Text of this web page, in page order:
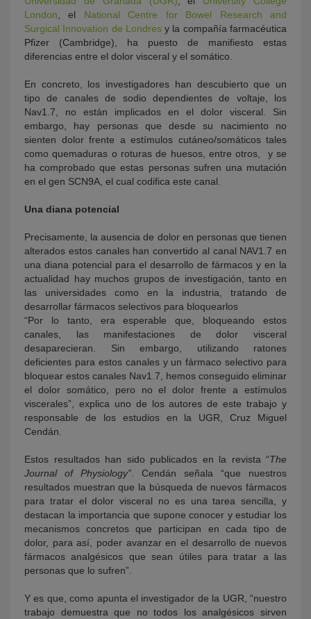
London , el National Centre for Bowel Research and
Surgical Innovation de Londresy la compañía farmacéutica
Pfizer (Cambridge), ha puesto de manifiesto estas
diferencias entre el dolor visceral y el somático.
En concreto, los investigadores han descubierto que un
tipo de canales de sodio dependientes de voltaje, los
Nav1.7, no están implicados en el dolor visceral. Sin
embargo, hay personas que desde su nacimiento no
sienten dolor frente a estímulos cutáneo/somáticos tales
como quemaduras o roturas de huesos, entre otros, y se
ha comprobado que estas personas sufren una mutación
en el gen SCN9A, el cual codifica este canal.
Una diana potencial
Precisamente, la ausencia de dolor en personas que tienen
alterados estos canales han convertido al canal NAV1.7 en
una diana potencial para el desarrollo de fármacos y en la
actualidad hay muchos grupos de investigación, tanto en
las universidades como en la industria, tratando de
desarrollar fármacos selectivos para bloquearlos
“Por lo tanto, era esperable que, bloqueando estos
canales, las manifestaciones de dolor visceral
desaparecieran. Sin embargo, utilizando ratones
deficientes para estos canales y un fármaco selectivo para
bloquear estos canales Nav1.7, hemos conseguido eliminar
el dolor somático, pero no el dolor frente a estímulos
viscerales”, explica uno de los autores de este trabajo y
responsable de los estudios en la UGR, Cruz Miguel
Cendán.
Estos resultados han sido publicados en la revista “The
Journal of Physiology” . Cendán señala “que nuestros
resultados muestran que la búsqueda de nuevos fármacos
para tratar el dolor visceral no es una tarea sencilla, y
destacan la importancia que supone conocer y estudiar los
mecanismos concretos que participan en cada tipo de
dolor, para así, poder avanzar en el desarrollo de nuevos
fármacos analgésicos que sean útiles para tratar a las
personas que lo sufren”.
Y es que, como apunta el investigador de la UGR, “nuestro
trabajo demuestra que no todos los analgésicos sirven